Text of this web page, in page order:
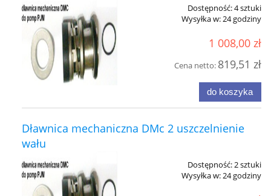
Dostępność:4 sztuki
Wysyłka w:24 godziny
1 008,00 zł
Cena netto: 819,51 zł
do koszyka
Dławnica mechaniczna DMc 2 uszczelnienie
wału
Dostępność:2 sztuki
Wysyłka w:24 godziny